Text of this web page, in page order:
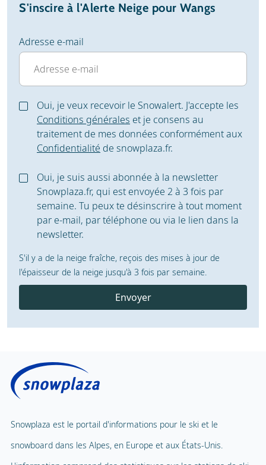
S'inscire à l'Alerte Neige pour Wangs
Adresse e-mail
Oui, je veux recevoir le Snowalert. J'accepte les
Conditions générales et je consens au
traitement de mes données conformément aux
Confidentialité de snowplaza.fr.
Oui, je suis aussi abonnée à la newsletter
Snowplaza.fr, qui est envoyée 2 à 3 fois par
semaine. Tu peux te désinscrire à tout moment
par e-mail, par téléphone ou via le lien dans la
newsletter.
S'il y a de la neige fraîche, reçois des mises à jour de
l'épaisseur de la neige jusqu'à 3 fois par semaine.
Envoyer
Snowplaza est le portail d'informations pour le ski et le
snowboard dans les Alpes, en Europe et aux États-Unis.